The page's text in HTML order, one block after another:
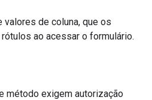
valores de coluna, que os
ao acessar o formulário.
método exigem autorização